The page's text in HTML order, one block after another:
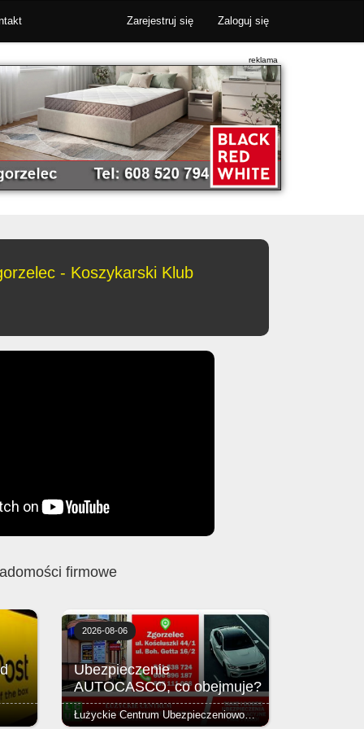
Zarejestruj się Zaloguj się
- Koszykarski Klub
firmowe
Ubezpieczenie
AUTOCASCO, co obejmuje?
Łużyckie Centrum Ubezpieczeniowo-Kredytowe Spółka z o.o.
2026-08-06